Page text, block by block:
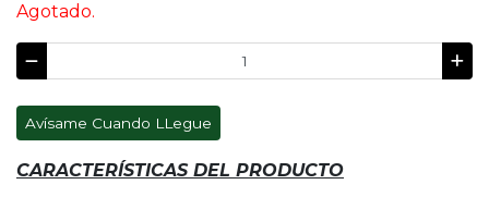
Agotado.
Avísame Cuando LLegue
CARACTERÍSTICAS DEL PRODUCTO